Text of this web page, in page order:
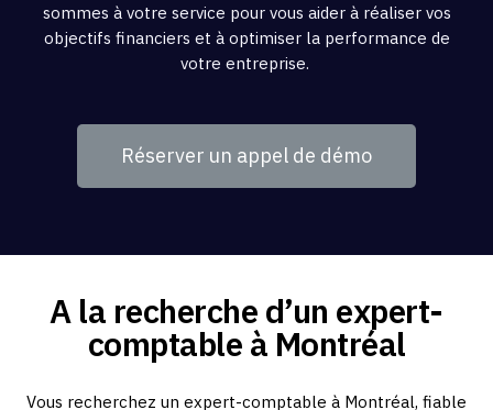
sommes à votre service pour vous aider à réaliser vos
objectifs financiers et à optimiser la performance de
votre entreprise.
Réserver un appel de démo
A la recherche d’un expert-
comptable à Montréal
Vous recherchez un expert-comptable à Montréal, fiable